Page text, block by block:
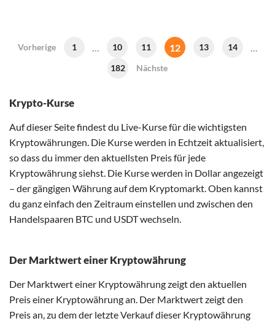
Vorherige 1 10 11 12 13 14
182 Nächste
Krypto-Kurse
Auf dieser Seite findest du Live-Kurse für die wichtigsten
Kryptowährungen. Die Kurse werden in Echtzeit aktualisiert,
so dass du immer den aktuellsten Preis für jede
Kryptowährung siehst. Die Kurse werden in Dollar angezeigt
– der gängigen Währung auf dem Kryptomarkt. Oben kannst
du ganz einfach den Zeitraum einstellen und zwischen den
Handelspaaren BTC und USDT wechseln.
Der Marktwert einer Kryptowährung
Der Marktwert einer Kryptowährung zeigt den aktuellen
Preis einer Kryptowährung an. Der Marktwert zeigt den
Preis an, zu dem der letzte Verkauf dieser Kryptowährung